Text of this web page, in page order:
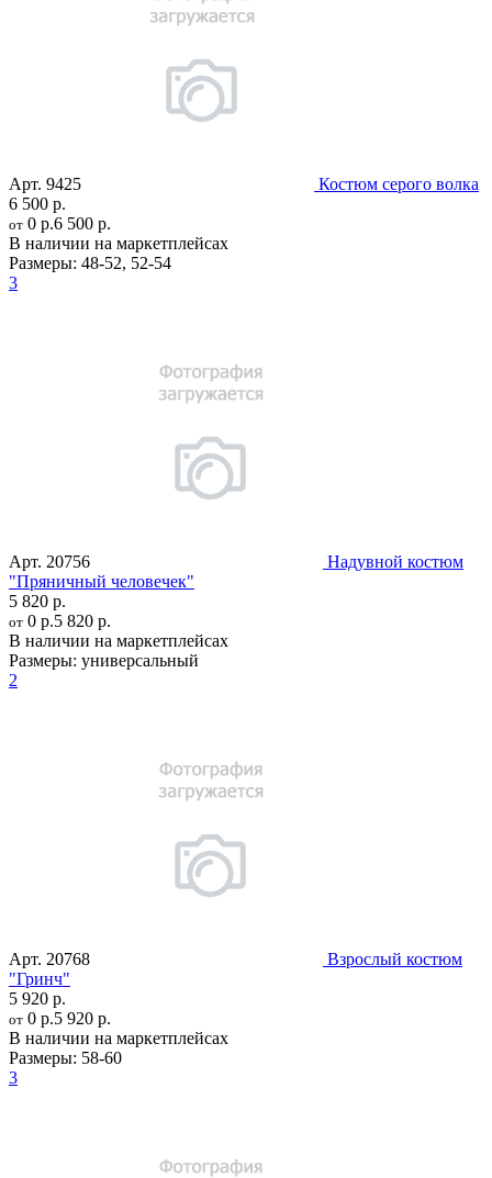
Арт. 9425
Костюм серого волка
6 500 р.
от 0 р.6 500 р.
В наличии на маркетплейсах
Размеры: 48-52, 52-54
3
Арт. 20756
Надувной костюм
"Пряничный человечек"
5 820 р.
от 0 р.5 820 р.
В наличии на маркетплейсах
Размеры: универсальный
2
Арт. 20768
Взрослый костюм
"Гринч"
5 920 р.
от 0 р.5 920 р.
В наличии на маркетплейсах
Размеры: 58-60
3